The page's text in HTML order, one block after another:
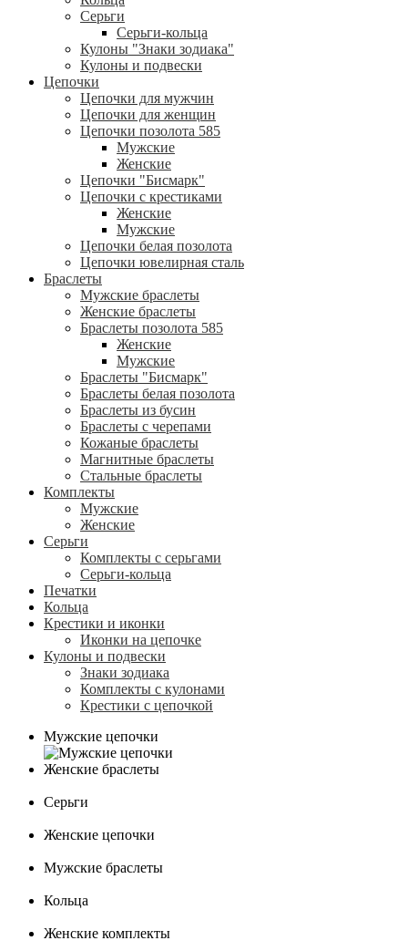
Серьги
Серьги-кольца
Кулоны "Знаки зодиака"
Кулоны и подвески
Цепочки
Цепочки для мужчин
Цепочки для женщин
Цепочки позолота 585
Мужские
Женские
Цепочки "Бисмарк"
Цепочки с крестиками
Женские
Мужские
Цепочки белая позолота
Цепочки ювелирная сталь
Браслеты
Мужские браслеты
Женские браслеты
Браслеты позолота 585
Женские
Мужские
Браслеты "Бисмарк"
Браслеты белая позолота
Браслеты из бусин
Браслеты с черепами
Кожаные браслеты
Магнитные браслеты
Стальные браслеты
Комплекты
Мужские
Женские
Серьги
Комплекты с серьгами
Серьги-кольца
Печатки
Кольца
Крестики и иконки
Иконки на цепочке
Кулоны и подвески
Знаки зодиака
Комплекты с кулонами
Крестики с цепочкой
Мужские цепочки
Женские браслеты
Серьги
Женские цепочки
Мужские браслеты
Кольца
Женские комплекты